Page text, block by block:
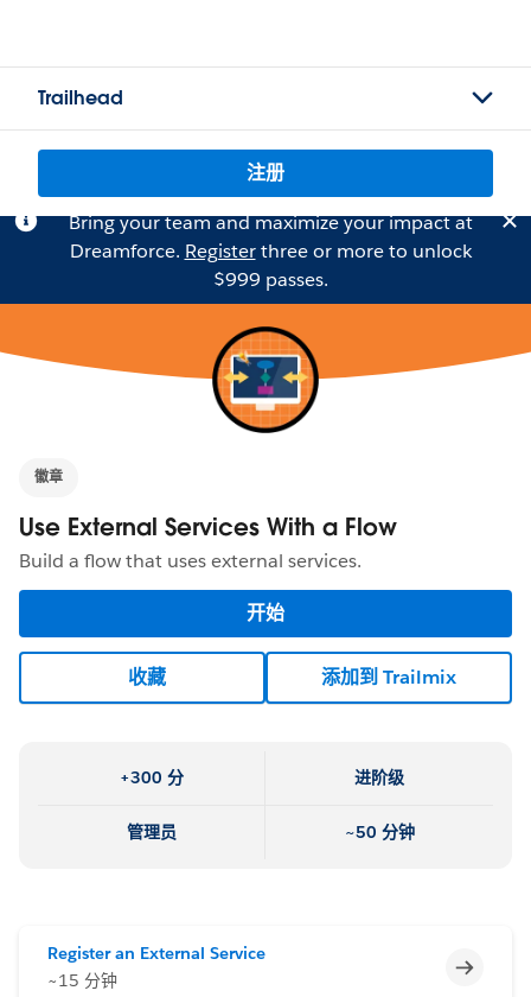
Trailhead
注册
Bring your team and maximize your impact at
Dreamforce. Registerthree or more to unlock
$999 passes.
徽章
Use External Services With a Flow
Build a flow that uses external services.
开始
收藏 添加到 Trailmix
+300 分 进阶级
管理员 ~50 分钟
Register an External Service
~15 分钟
不完整